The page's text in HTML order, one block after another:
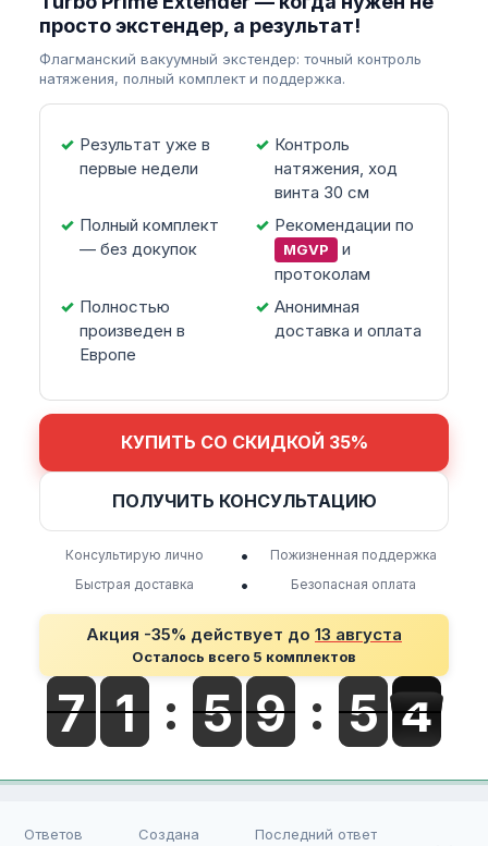
просто экстендер, а результат!
Флагманский вакуумный экстендер: точный контроль
натяжения, полный комплект и поддержка.
Результат уже в
первые недели
Контроль
натяжения, ход
винта 30 см
Полный комплект
— без докупок
Рекомендации по
MGVP
и
протоколам
Полностью
произведен в
Европе
Анонимная
доставка и оплата
КУПИТЬ СО СКИДКОЙ 35%
ПОЛУЧИТЬ КОНСУЛЬТАЦИЮ
Консультирую лично •
Пожизненная поддержка
Быстрая доставка
• Безопасная оплата
Акция -35% действует до 13 августа
Осталось всего 5 комплектов
Ответов Создана Последний ответ